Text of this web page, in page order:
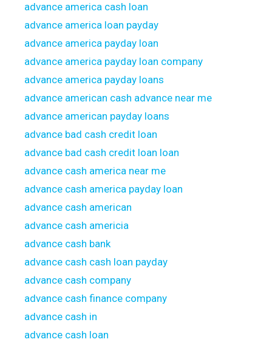
advance america cash loan
advance america loan payday
advance america payday loan
advance america payday loan company
advance america payday loans
advance american cash advance near me
advance american payday loans
advance bad cash credit loan
advance bad cash credit loan loan
advance cash america near me
advance cash america payday loan
advance cash american
advance cash americia
advance cash bank
advance cash cash loan payday
advance cash company
advance cash finance company
advance cash in
advance cash loan